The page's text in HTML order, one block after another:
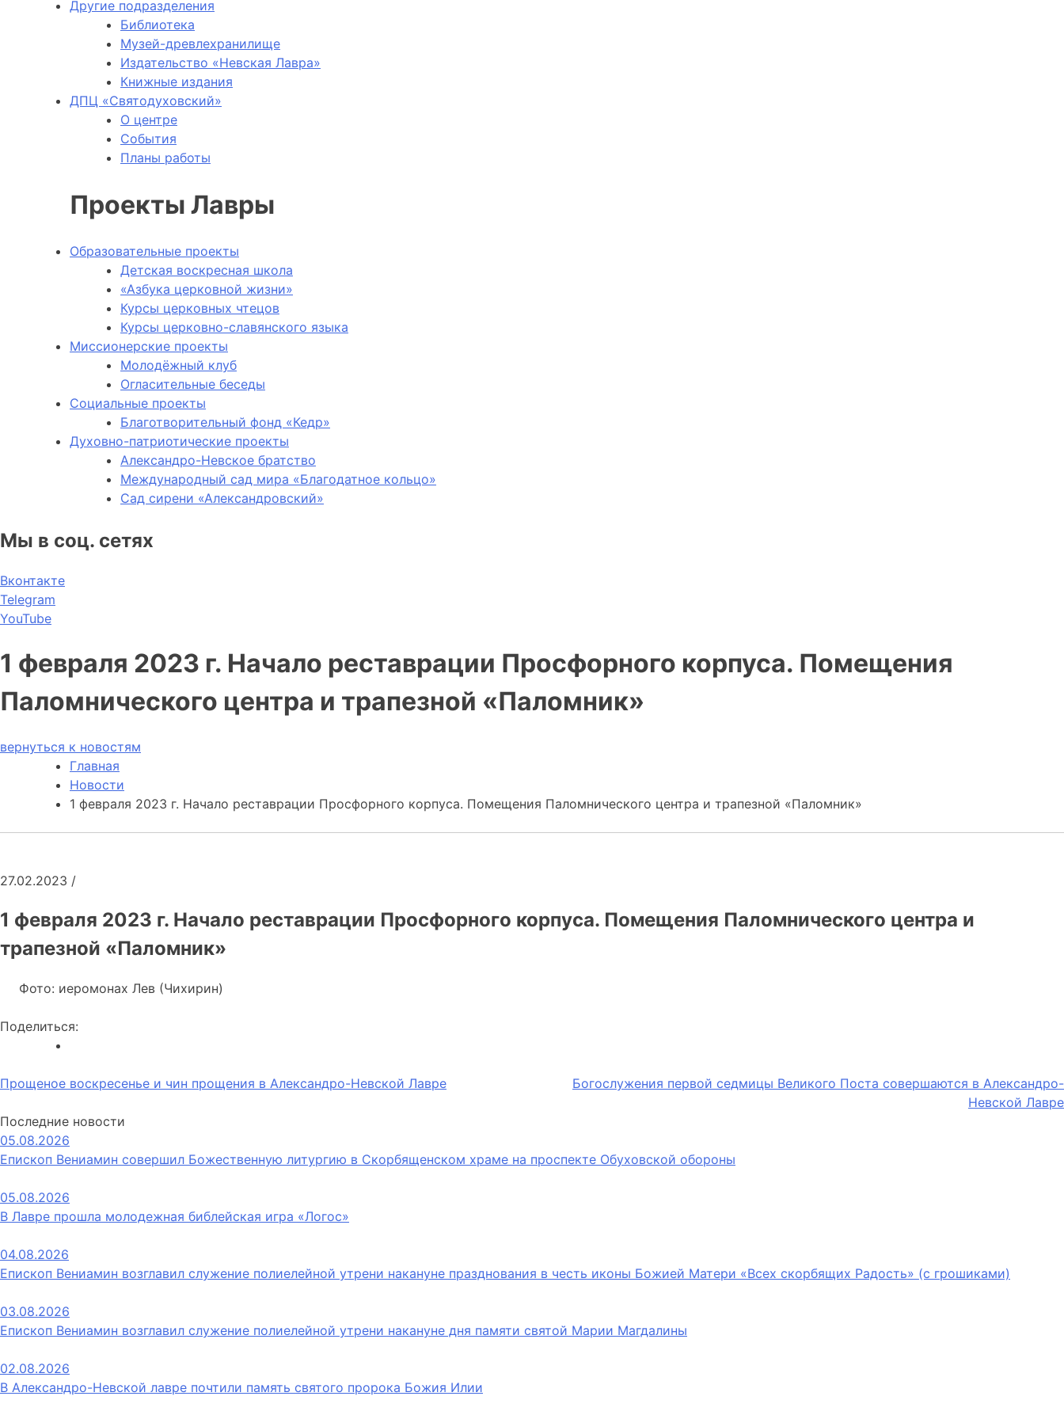
Другие подразделения
Библиотека
Музей-древлехранилище
Издательство «Невская Лавра»
Книжные издания
ДПЦ «Святодуховский»
О центре
События
Планы работы
Проекты Лавры
Образовательные проекты
Детская воскресная школа
«Азбука церковной жизни»
Курсы церковных чтецов
Курсы церковно-славянского языка
Миссионерские проекты
Молодёжный клуб
Огласительные беседы
Социальные проекты
Благотворительный фонд «Кедр»
Духовно-патриотические проекты
Александро-Невское братство
Международный сад мира «Благодатное кольцо»
Сад сирени «Александровский»
Мы в соц. сетях
Вконтакте
Telegram
YouTube
1 февраля 2023 г. Начало реставрации Просфорного корпуса. Помещения
Паломнического центра и трапезной «Паломник»
вернуться к новостям
Главная
Новости
1 февраля 2023 г. Начало реставрации Просфорного корпуса. Помещения Паломнического центра и трапезной «Паломник»
27.02.2023 /
1 февраля 2023 г. Начало реставрации Просфорного корпуса. Помещения Паломнического центра и
трапезной «Паломник»
Фото: иеромонах Лев (Чихирин)
Поделиться:
Навигация
по
записям
Прощеное воскресенье и чин прощения в Александро-Невской Лавре
Богослужения первой седмицы Великого Поста совершаются в Александро-
Невской Лавре
Последние новости
05.08.2026
Епископ Вениамин совершил Божественную литургию в Скорбященском храме на проспекте Обуховской обороны
05.08.2026
В Лавре прошла молодежная библейская игра «Логос»
04.08.2026
Епископ Вениамин возглавил служение полиелейной утрени накануне празднования в честь иконы Божией Матери «Всех скорбящих Радость» (с грошиками)
03.08.2026
Епископ Вениамин возглавил служение полиелейной утрени накануне дня памяти святой Марии Магдалины
02.08.2026
В Александро-Невской лавре почтили память святого пророка Божия Илии